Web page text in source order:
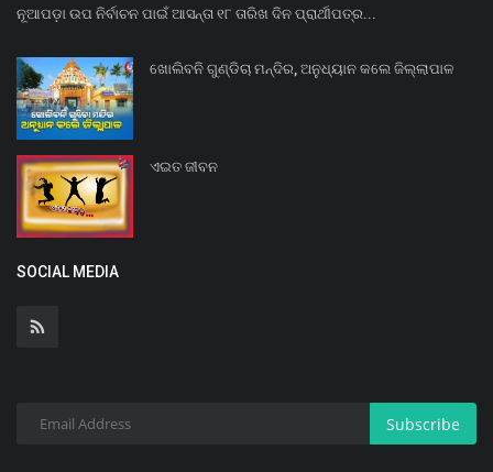
ନୂଆପଡ଼ା ଉପ ନିର୍ବାଚନ ପାଇଁ ଆସନ୍ତା ୧୮ ତାରିଖ ଦିନ ପ୍ରାର୍ଥୀପତ୍ର...
ଖୋଲିବନି ଗୁଣ୍ଡିଚା ମନ୍ଦିର, ଅନୁଧ୍ୟାନ କଲେ ଜିଲ୍ଲାପାଳ
ଏଇତ ଜୀବନ
SOCIAL MEDIA
Subscribe